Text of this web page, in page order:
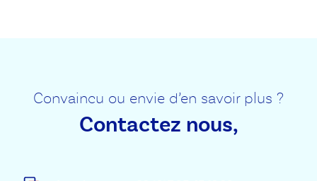
Convaincu ou envie d’en savoir plus ?
Contactez nous,